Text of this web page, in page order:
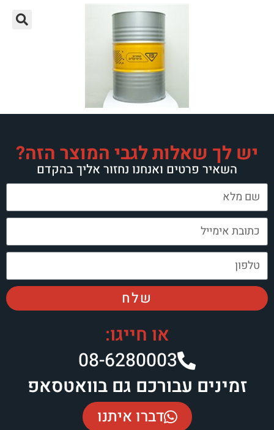
יש לך שאלות לגבי המוצר הזה?
השאיר פרטים ואנחנו נחזור אליך בהקדם
שלח
או חייגו:
08-6280003​
זמינים עבורכם גם בוואטסאפ
דברו איתנו